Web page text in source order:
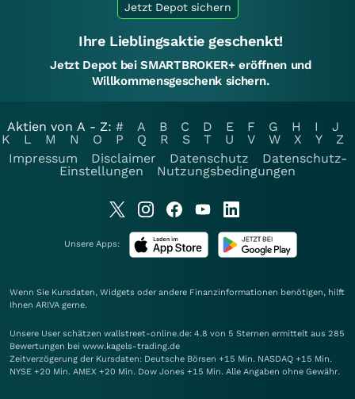
Jetzt Depot sichern
Ihre Lieblingsaktie geschenkt!
Jetzt Depot bei SMARTBROKER+ eröffnen und
Willkommensgeschenk sichern.
Aktien von A - Z: # A B C D E F G H I
J
K
L M N O P Q R S T U V W X Y
Z
Impressum
Disclaimer Datenschutz
Datenschutz-
Einstellungen
Nutzungsbedingungen
Unsere Apps:
Wenn Sie Kursdaten, Widgets oder andere Finanzinformationen benötigen, hilft
Ihnen ARIVA gerne.
Unsere User schätzen wallstreet-online.de: 4.8 von 5 Sternen ermittelt aus 285
Bewertungen bei www.kagels-trading.de
Zeitverzögerung der Kursdaten: Deutsche Börsen +15 Min. NASDAQ +15 Min.
NYSE +20 Min. AMEX +20 Min. Dow Jones +15 Min. Alle Angaben ohne Gewähr.